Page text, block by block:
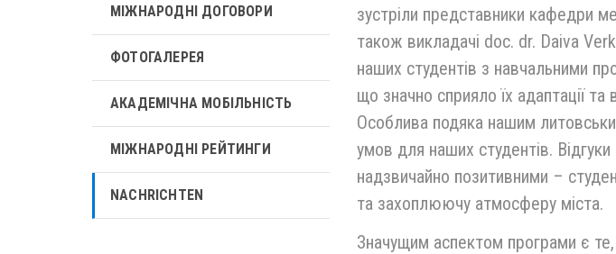
зустріли представники кафедри
також викладачі doc. dr. Daiva
наших студентів з навчальними
що значно сприяло їх адаптації
Особлива подяка нашим
умов для наших студентів.
надзвичайно позитивними –
та захоплюючу атмосферу міста.
Значущим аспектом програми є
МІЖНАРОДНІ ДОГОВОРИ
ФОТОГАЛЕРЕЯ
АКАДЕМІЧНА МОБІЛЬНІСТЬ
МІЖНАРОДНІ РЕЙТИНГИ
NACHRICHTEN